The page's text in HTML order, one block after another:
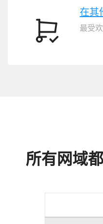
在
在其
最受
所有网域